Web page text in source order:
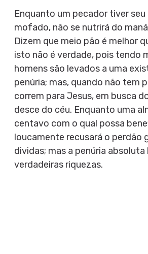
Enquanto um pecador tiver
mofado, não se nutrirá do
Dizem que meio pão é melhor
isto não é verdade, pois tendo
homens são levados a uma
penúria; mas, quando não tem
correm para Jesus, em busca
desce do céu. Enquanto uma
centavo com o qual possa
loucamente recusará o perdão
dividas; mas a penúria absoluta
verdadeiras riquezas.